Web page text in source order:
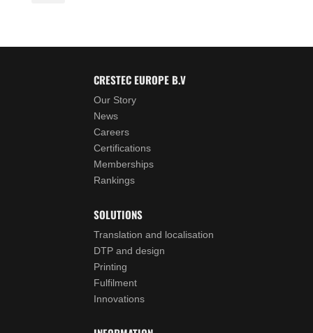
CRESTEC EUROPE B.V
Our Story
News
Careers
Certifications
Memberships
Rankings
SOLUTIONS
Translation and localisation
DTP and design
Printing
Fulfilment
Innovations